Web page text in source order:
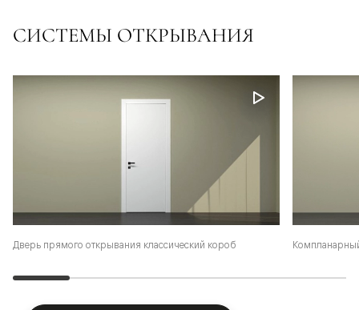
СИСТЕМЫ ОТКРЫВАНИЯ
Дверь прямого открывания классический короб